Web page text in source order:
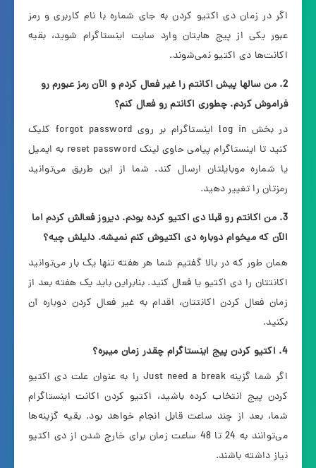
اگر در زمان دی اکتیو کردن به جای شماره با نام کاربری و رمز
عبور یکی از پیج هایتان وارد سایت اینستاگرام شوید، بقیه
اکانت‌ها دی اکتیو نمی‌شوند.
2. من سالها پیش اکانتم را غیر فعال کردم و الآن رمز عبورم رو
فراموش کردم. چطوری اکانتم رو فعال کنم؟
در بخش log in اینستاگرام بر روی forgot password کلیک
کنید تا اینستاگرام پیامی حاوی لینک reset password به ایمیل
یا شماره موبایلتان ارسال کند. شما از این طریق می‌توانید
رمزتان را تغییر دهید.
3. من اکانتم رو قبلا دی اکتیو کرده بودم. دیروز فعالش کردم اما
الآن که میخوام دوباره دی اکتیوش کنم نمیشه. دلیلش چیه؟
همان طور که در بالا گفتیم شما هر هفته تنها یک بار می‌توانید
اکانتتان را دی اکتیو یا فعال کنید. بنابراین باید یک هفته بعد از
زمان فعال کردن اکانتتان، اقدام به غیر فعال کردن دوباره آن
بکنید.
4. اکتیو کردن پیج اینستاگرام چقدر زمان میبره؟
اگر شما گزینه Just need a break را به عنوان علت دی اکتیو
کردن پیج انتخاب کرده باشید، اکتیو کردن اکانت اینستاگرام
شما، بعد از چند ساعت قابل انجام خواهد بود. بقیه گزینه‌ها
می‌توانند به 24 تا 48 ساعت زمان برای خارج شدن از دی اکتیو
نیاز داشته باشند.